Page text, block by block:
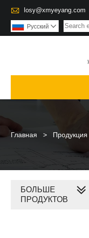
 losy@xmyeyang.com
Pусский 
Главная > Продукция
БОЛЬШЕ
ПРОДУКТОВ